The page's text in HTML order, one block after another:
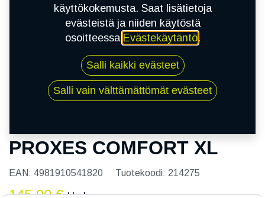
205/55R19 97V TOYO PROXES COMFORT XL
PROXES COMFORT XL
EAN: 4981910541820 Tuotekoodi: 214275
145,00€
käyttökokemusta. Saat lisätietoja
evästeistä ja niiden käytöstä
osoitteessa Evästekäytäntö.
Salli kaikki evästeet
Salli vain välttämättömät evästeet